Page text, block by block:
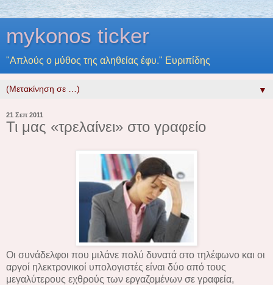
mykonos ticker
"Απλούς ο μύθος της αληθείας έφυ." Ευριπίδης
▼
21 Σεπ 2011
Τι μας «τρελαίνει» στο γραφείο
Οι συνάδελφοι που μιλάνε πολύ δυνατά στο τηλέφωνο και οι
αργοί ηλεκτρονικοί υπολογιστές είναι δύο από τους
μεγαλύτερους εχθρούς των εργαζομένων σε γραφεία,